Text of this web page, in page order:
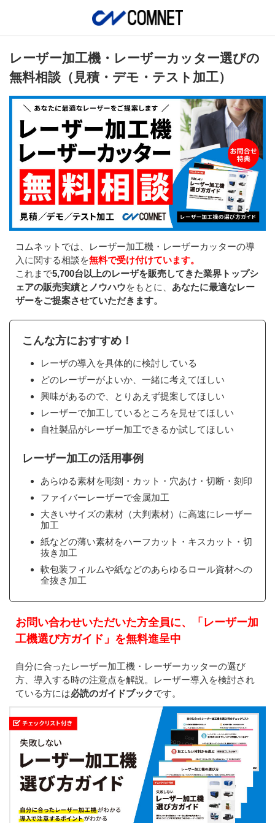
レーザー加工機・レーザーカッター選びの
無料相談（見積・デモ・テスト加工）
コムネットでは、レーザー加工機・レーザーカッターの導
入に関する相談を無料で受け付けています。
これまで5,700台以上のレーザを販売してきた業界トップシ
ェアの販売実績とノウハウをもとに、 あなたに最適なレー
ザーをご提案させていただきます。
こんな方におすすめ！
レーザの導入を具体的に検討している
どのレーザーがよいか、一緒に考えてほしい
興味があるので、とりあえず提案してほしい
レーザーで加工しているところを見せてほしい
自社製品がレーザー加工できるか試してほしい
レーザー加工の活用事例
あらゆる素材を彫刻・カット・穴あけ・切断・刻印
ファイバーレーザーで金属加工
大きいサイズの素材（大判素材）に高速にレーザー
加工
紙などの薄い素材をハーフカット・キスカット・切
抜き加工
軟包装フィルムや紙などのあらゆるロール資材への
全抜き加工
お問い合わせいただいた方全員に、「レーザー加
工機選び方ガイド」を無料進呈中
自分に合ったレーザー加工機・レーザーカッターの選び
方、導入する時の注意点を解説。レーザー導入を検討され
ている方には必読のガイドブックです。